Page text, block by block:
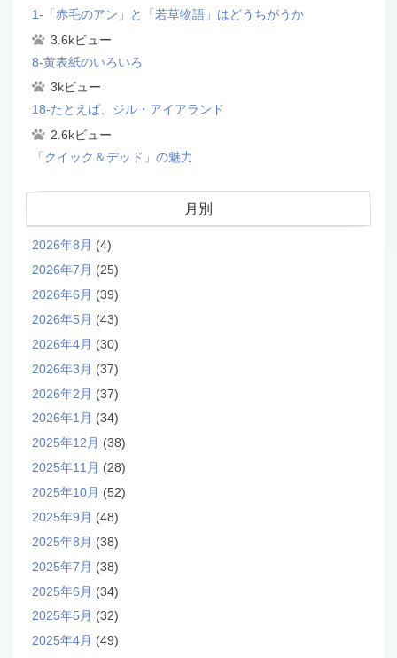
1-「赤毛のアン」と「若草物語」はどうちがうか
3.6kビュー
8-黄表紙のいろいろ
3kビュー
18-たとえば、ジル・アイアランド
2.6kビュー
「クイック＆デッド」の魅力
月別
2026年8月 (4)
2026年7月 (25)
2026年6月 (39)
2026年5月 (43)
2026年4月 (30)
2026年3月 (37)
2026年2月 (37)
2026年1月 (34)
2025年12月 (38)
2025年11月 (28)
2025年10月 (52)
2025年9月 (48)
2025年8月 (38)
2025年7月 (38)
2025年6月 (34)
2025年5月 (32)
2025年4月 (49)